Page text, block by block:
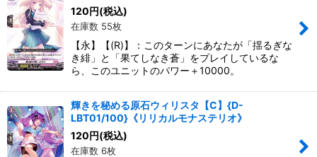
120円(税込)
在庫数 55枚
【永】【(R)】：このターンにあなたが「揺るぎな
き緋」と「果てしなき蒼」をプレイしているな
ら、このユニットのパワー＋10000。
輝きを秘める原石ウィリスタ【C】{D-
LBT01/100}《リリカルモナステリオ》
120円(税込)
在庫数 6枚